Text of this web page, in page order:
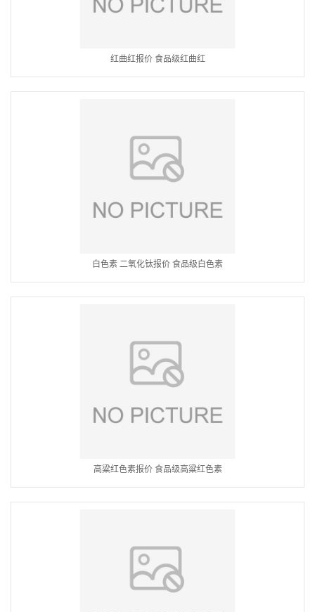
红曲红报价 食品级红曲红
白色素 二氧化钛报价 食品级白色素
高粱红色素报价 食品级高粱红色素